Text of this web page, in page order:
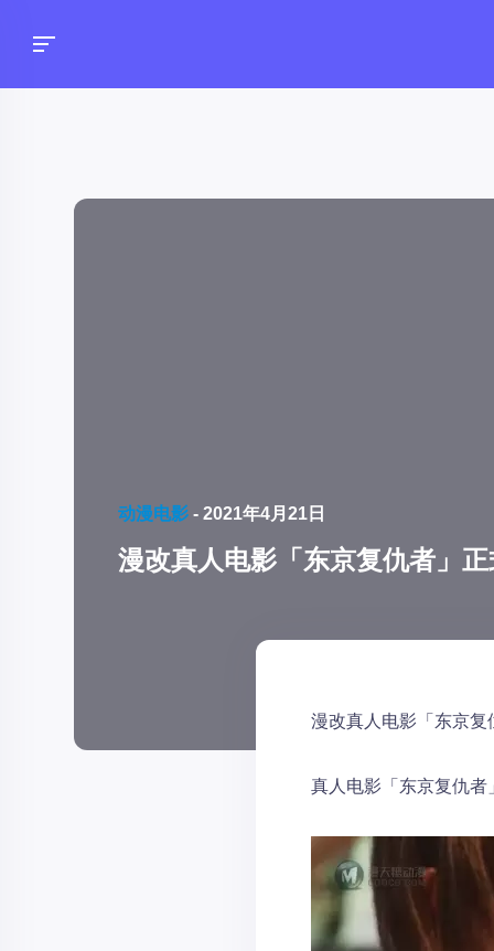
动漫电影 - 2021年4月21日
漫改真人电影「东京复仇者」
漫改真人电影「东京
真人电影「东京复仇者